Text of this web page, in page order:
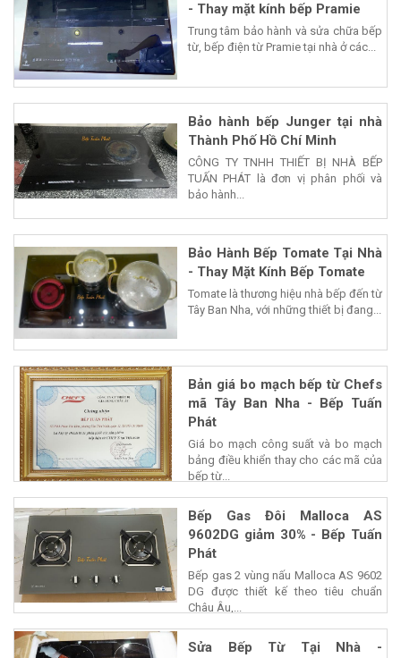
- Thay mặt kính bếp Pramie
Trung tâm bảo hành và sửa chữa bếp
từ, bếp điện từ Pramie tại nhà ở các...
Bảo hành bếp Junger tại nhà
Thành Phố Hồ Chí Minh
CÔNG TY TNHH THIẾT BỊ NHÀ BẾP
TUẤN PHÁT là đơn vị phân phối và
bảo hành...
Bảo Hành Bếp Tomate Tại Nhà
- Thay Mặt Kính Bếp Tomate
Tomate là thương hiệu nhà bếp đến từ
Tây Ban Nha, với những thiết bị đang...
Bản giá bo mạch bếp từ Chefs
mã Tây Ban Nha - Bếp Tuấn
Phát
Giá bo mạch công suất và bo mạch
bảng điều khiển thay cho các mã của
bếp từ...
Bếp Gas Đôi Malloca AS
9602DG giảm 30% - Bếp Tuấn
Phát
Bếp gas 2 vùng nấu Malloca AS 9602
DG được thiết kế theo tiêu chuẩn
Châu Âu,...
Sửa Bếp Từ Tại Nhà -